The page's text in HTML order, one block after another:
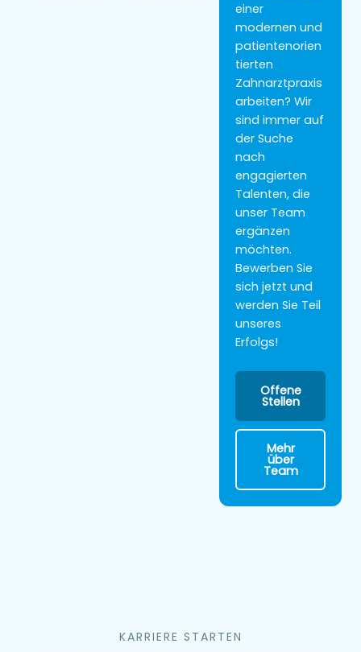
einer
modernen und
patientenorien
tierten
Zahnarztpraxis
arbeiten? Wir
sind immer auf
der Suche
nach
engagierten
Talenten, die
unser Team
ergänzen
möchten.
Bewerben Sie
sich jetzt und
werden Sie Teil
unseres
Erfolgs!
Offene
Stellen
Mehr
über
Team
KARRIERE STARTEN